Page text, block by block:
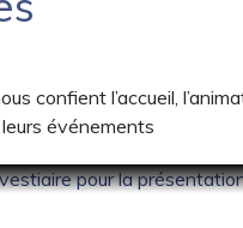
confient l’accueil,
événements
et vestiaire pour